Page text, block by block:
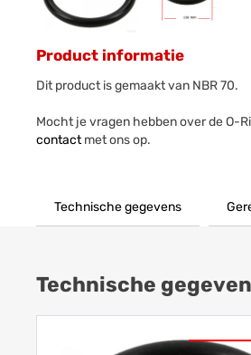
Product informatie
Dit product is gemaakt van NBR 70.
Mocht je vragen hebben over de O-
contactmet ons op.
Technische gegevens
Technische